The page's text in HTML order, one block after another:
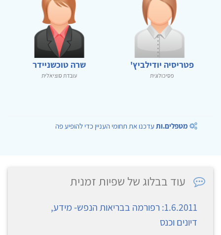
פטריסיה יודילביץ' שרה טוכשניידר
עובדת סוציאלית
מטפלים.ותעדכנו את תחומי העניין כדי להופיע פה
עוד בבלוג של שפיות זמנית
1.6.2011: רפורמה בבריאות הנפש- מידע,
דיונים וכנס